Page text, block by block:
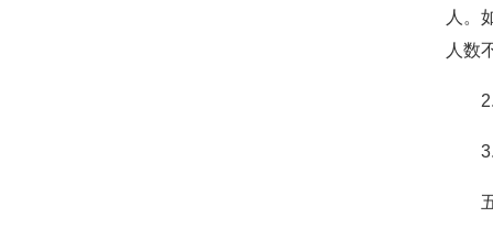
人。
人数